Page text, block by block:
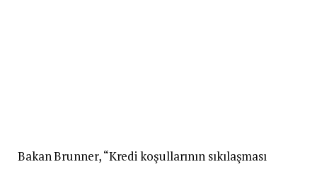
Bakan Brunner, “Kredi koşullarının sıkılaşması